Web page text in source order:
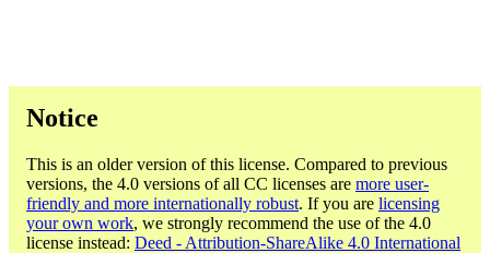
Notice
This is an older version of this license. Compared to previous
versions, the 4.0 versions of all CC licenses are more user-
friendly and more internationally robust. If you are licensing
your own work, we strongly recommend the use of the 4.0
license instead: Deed - Attribution-ShareAlike 4.0 International